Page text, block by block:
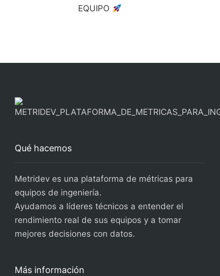
EQUIPO
Qué hacemos
Metridev es una plataforma de métricas para
equipos de ingeniería.
Ayudamos a líderes técnicos a entender el
rendimiento real de sus equipos y a tomar
mejores decisiones con datos.
Más información